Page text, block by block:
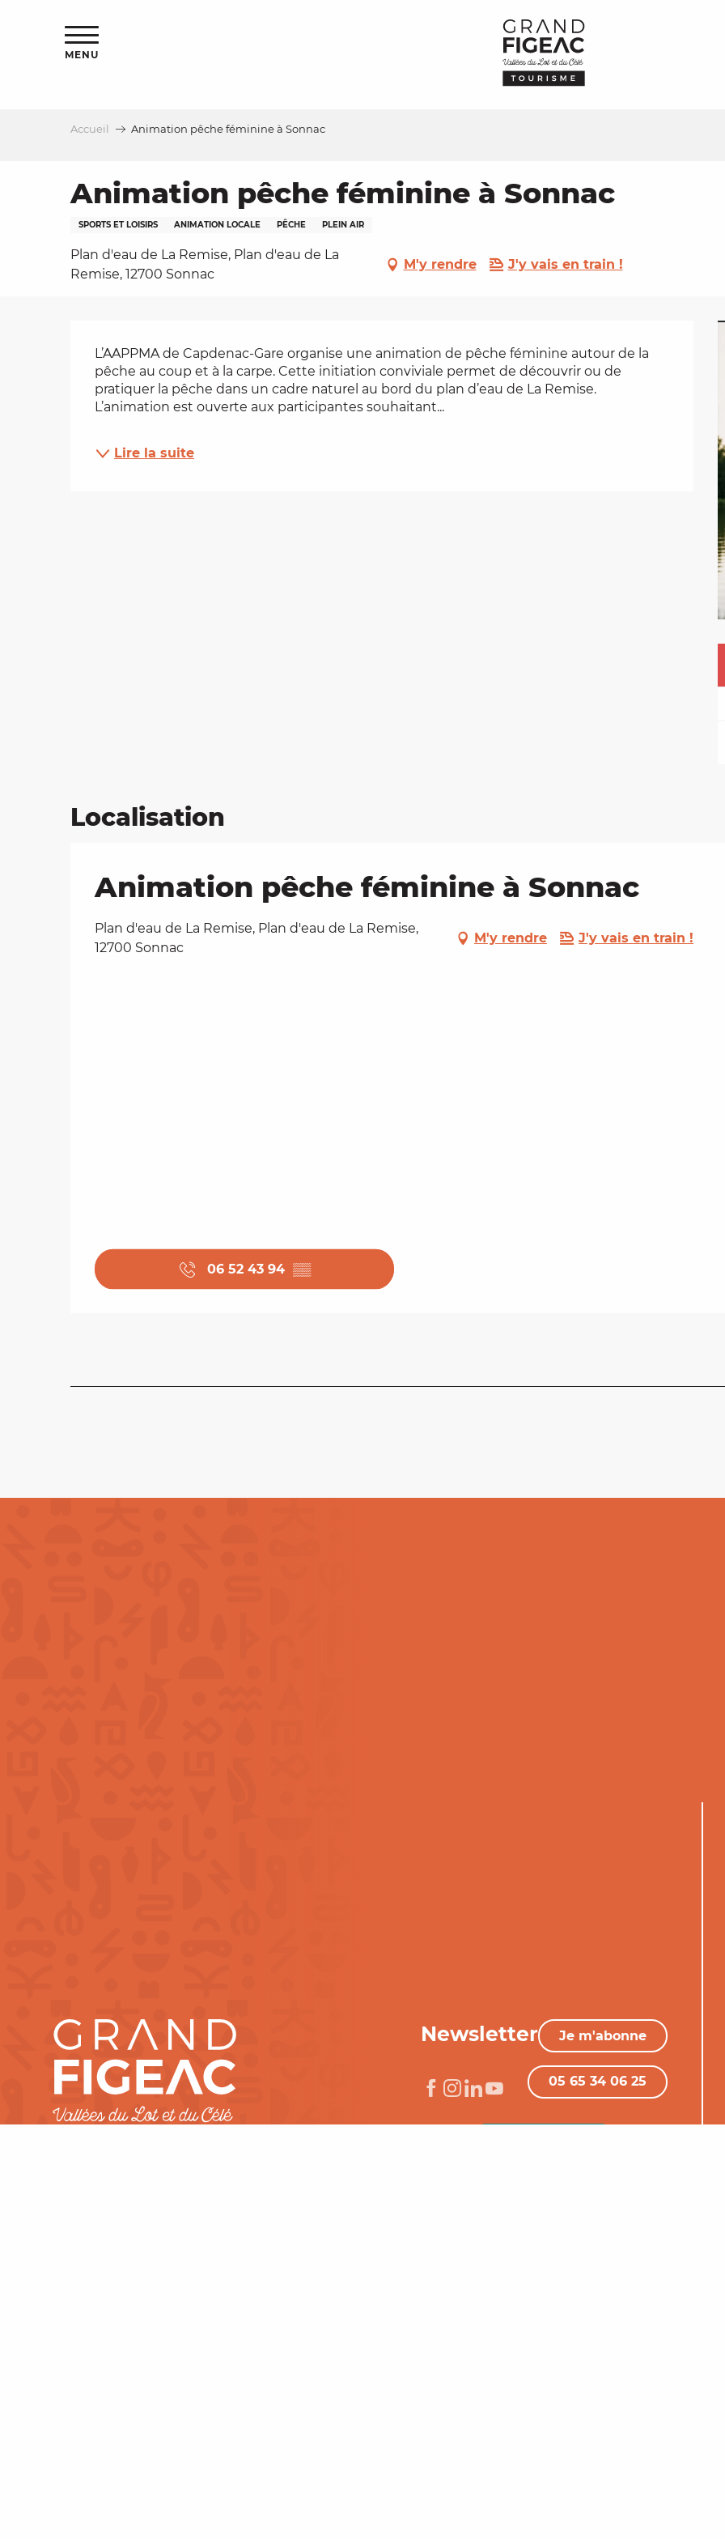
MENU
Accueil Animation pêche féminine à Sonnac
Animation pêche féminine à Sonnac
SPORTS ET LOISIRS ANIMATION LOCALE PÊCHE PLEIN AIR
Plan d'eau de La Remise, Plan d'eau de La
Remise, 12700 Sonnac
M'y rendre J'y vais en train !
Description
L’AAPPMA de Capdenac-Gare organise une animation de pêche féminine autour de la
pêche au coup et à la carpe. Cette initiation conviviale permet de découvrir ou de
pratiquer la pêche dans un cadre naturel au bord du plan d’eau de La Remise.
L’animation est ouverte aux participantes souhaitant...
Lire la suite
Localisation
Animation pêche féminine à Sonnac
Plan d'eau de La Remise, Plan d'eau de La Remise,
12700 Sonnac
M'y rendre J'y vais en train !
06 52 43 94 ▒▒
Newsletter Je m'abonne
05 65 34 06 25